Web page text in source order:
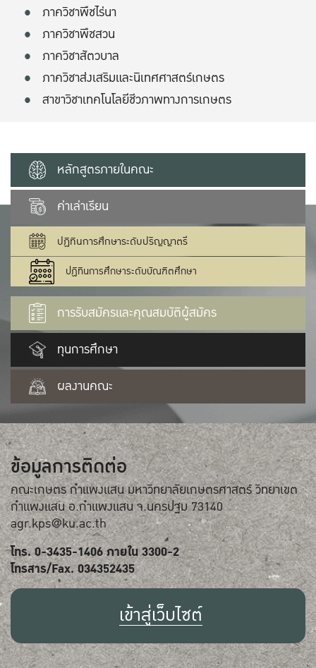
ภาควิชาพืชไร่นา
ภาควิชาพืชสวน
ภาควิชาสัตวบาล
ภาควิชาส่งเสริมและนิเทศศาสตร์เกษตร
สาขาวิชาเทคโนโลยีชีวภาพทางการเกษตร
หลักสูตรภายในคณะ
ค่าเล่าเรียน
ปฏิทินการศึกษาระดับปริญญาตรี
ปฏิทินการศึกษาระดับบัณฑิตศึกษา
การรับสมัครและคุณสมบัติผู้สมัคร
ทุนการศึกษา
ผลงานคณะ
ข้อมูลการติดต่อ
คณะเกษตร กำแพงแสน มหาวิทยาลัยเกษตรศาสตร์ วิทยาเขต
กำแพงแสน อ.กำแพงแสน จ.นครปฐม 73140
agr.kps@ku.ac.th
โทร. 0-3435-1406 ภายใน 3300-2
โทรสาร/Fax. 034352435
เข้าสู่เว็บไซต์